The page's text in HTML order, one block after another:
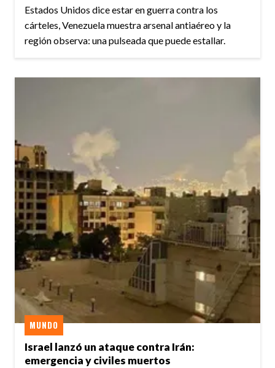
Estados Unidos dice estar en guerra contra los
cárteles, Venezuela muestra arsenal antiaéreo y la
región observa: una pulseada que puede estallar.
Israel lanzó un ataque contra Irán:
emergencia y civiles muertos
MUNDO